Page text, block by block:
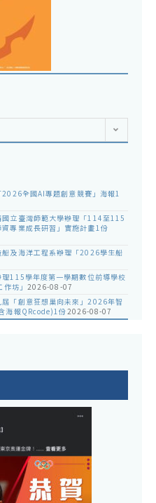
全國AI專題創意競賽」海報1
立臺灣師範大學辦理「114至115
專業成長研習」實施計畫1份
及海洋工程系辦理「2026學生船
115學年度第一學期數位前導學校
坊」 2026-08-07
「創意狂想巢向未來」2026年智
海報QRcode)1份2026-08-07